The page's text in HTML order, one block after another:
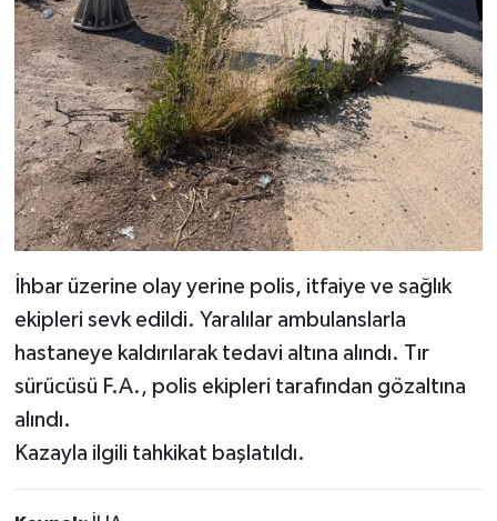
İhbar üzerine olay yerine polis, itfaiye ve sağlık
ekipleri sevk edildi. Yaralılar ambulanslarla
hastaneye kaldırılarak tedavi altına alındı. Tır
sürücüsü F.A., polis ekipleri tarafından gözaltına
alındı.
Kazayla ilgili tahkikat başlatıldı.